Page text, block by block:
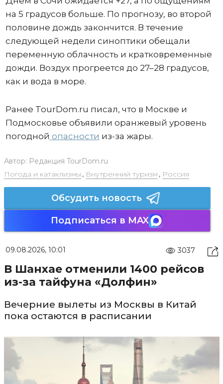
на 5 градусов больше. По прогнозу, во второй
половине дождь закончится. В течение
следующей недели синоптики обещали
переменную облачность и кратковременные
дожди. Воздух прогреется до 27–28 градусов,
как и вода в море.
Ранее TourDom.ru писал, что в Москве и
Подмосковье объявили оранжевый уровень
погодной опасности из-за жары.
Автор: Редакция TourDom.ru
Погода и катаклизмы , Внутренний туризм , Россия
Обсудить новость
Подписаться в MAX
09.08.2026, 10:01 3037
В Шанхае отменили 1400 рейсов
из-за тайфуна «Долфин»
Вечерние вылеты из Москвы в Китай
пока остаются в расписании